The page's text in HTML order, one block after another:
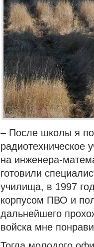
– После школы я
радиотехническое
на инженера-
готовили
училища, в 1997
корпусом ПВО и
дальнейшего
войска мне